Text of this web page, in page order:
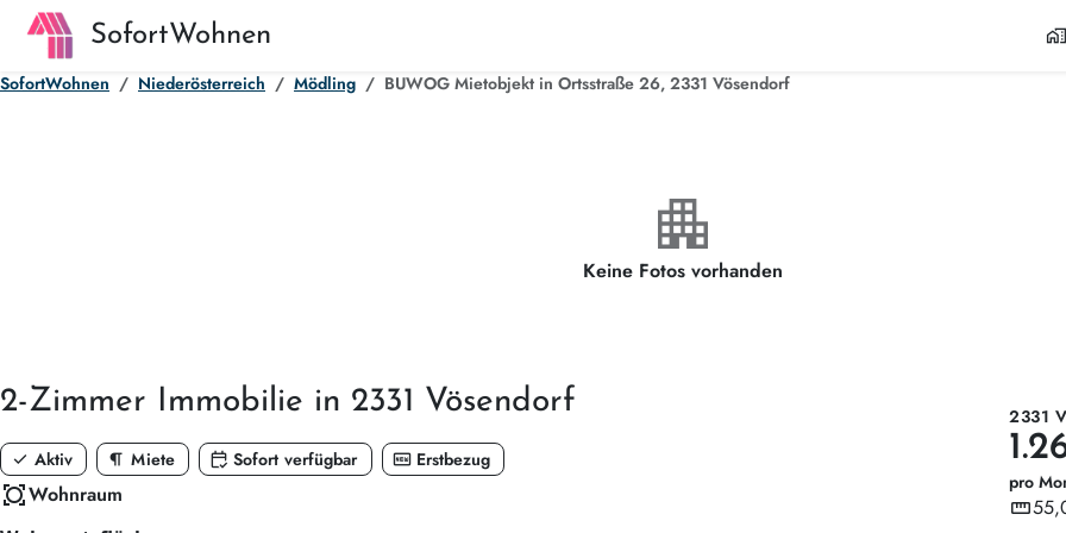
SofortWohnen home_work
SofortWohnen Niederösterreich Mödling BUWOG Mietobjekt in Ortsstraße 26, 2331 Vösendorf
apartment
Keine Fotos vorhanden
2-Zimmer Immobilie in 2331 Vösendorf
check Aktiv format_paragraph Miete calendar_check Sofort verfügbar fiber_new Erstbezug
all_outWohnraum
2331
pro
straighten